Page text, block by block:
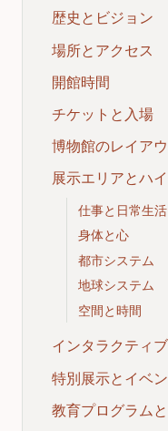
歴史とビジョン
場所とアクセス
開館時間
チケットと入場
博物館のレイア
展示エリアとハ
仕事と日常生活
身体と心
都市システム
地球システム
空間と時間
インタラクティ
特別展示とイベ
教育プログラム